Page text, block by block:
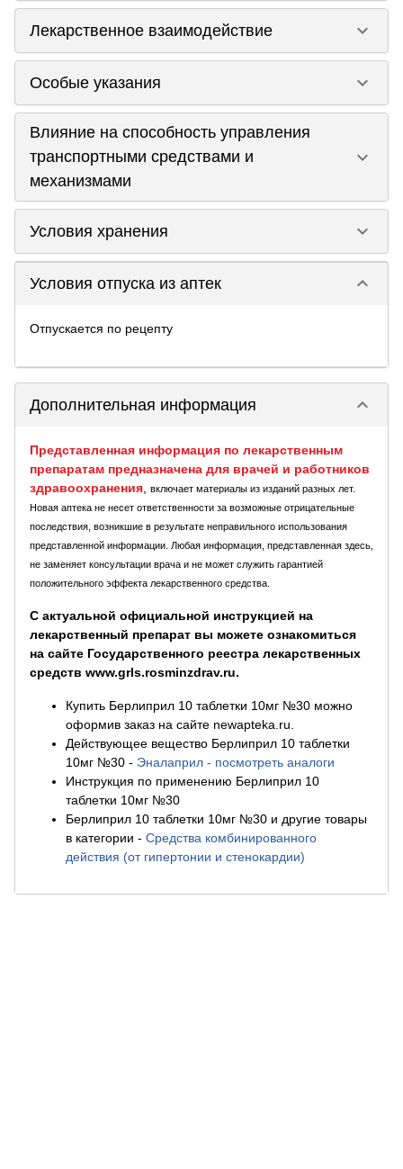
Лекарственное взаимодействие keyboard_arrow_down
Особые указания keyboard_arrow_down
Влияние на способность управления
транспортными средствами и
механизмами
keyboard_arrow_down
Условия хранения keyboard_arrow_down
Условия отпуска из аптек keyboard_arrow_down
Отпускается по рецепту
Дополнительная информация keyboard_arrow_down
Представленная информация по лекарственным
препаратам предназначена для врачей и работников
здравоохранения
включает материалы из изданий разных лет.
Новая аптека не несет ответственности за возможные отрицательные
последствия, возникшие в результате неправильного использования
представленной информации. Любая информация, представленная здесь,
не заменяет консультации врача и не может служить гарантией
положительного эффекта лекарственного средства.
С актуальной официальной инструкцией на
лекарственный препарат вы можете ознакомиться
на сайте Государственного реестра лекарственных
средств www.grls.rosminzdrav.ru.
Купить Берлиприл 10 таблетки 10мг №30 можно
оформив заказ на сайте newapteka.ru.
Действующее вещество Берлиприл 10 таблетки
10мг №30 - Эналаприл - посмотреть аналоги
Инструкция по применению Берлиприл 10
таблетки 10мг №30
Берлиприл 10 таблетки 10мг №30 и другие товары
в категории - Средства комбинированного
действия (от гипертонии и стенокардии)